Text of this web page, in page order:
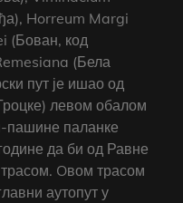
Horreum Margi
(Бован, код
(Бела
пут је ишао од
левом обалом
пашине паланке
да би од Равне
Oвом трасом
аутопут у